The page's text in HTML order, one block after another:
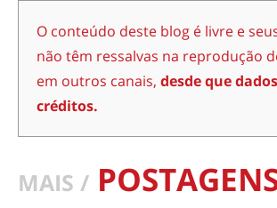
O conteúdo deste blog é livre e
não têm ressalvas na reprodução
em outros canais, desde que
créditos.
MAIS /